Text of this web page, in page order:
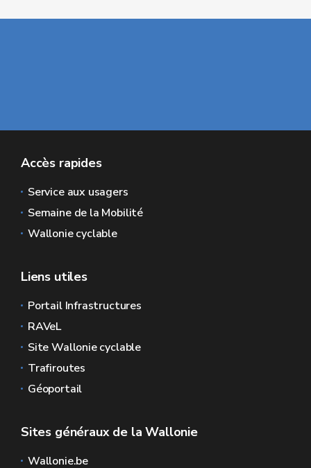
Accès rapides
Service aux usagers
Semaine de la Mobilité
Wallonie cyclable
Liens utiles
Portail Infrastructures
RAVeL
Site Wallonie cyclable
Trafiroutes
Géoportail
Sites généraux de la Wallonie
Wallonie.be